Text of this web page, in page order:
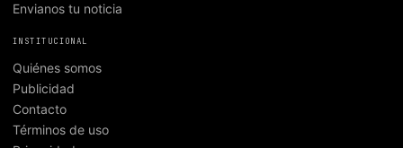
Envianos tu noticia
INSTITUCIONAL
Quiénes somos
Publicidad
Contacto
Términos de uso